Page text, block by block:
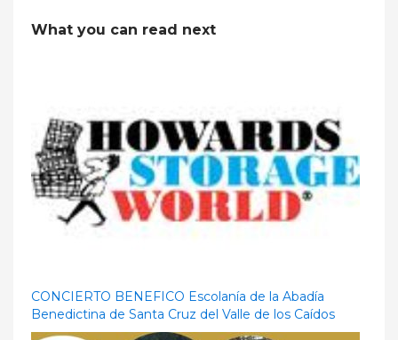
What you can read next
CONCIERTO BENEFICO Escolanía de la Abadía
Benedictina de Santa Cruz del Valle de los Caídos